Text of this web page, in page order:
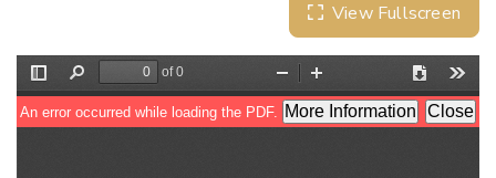
View Fullscreen